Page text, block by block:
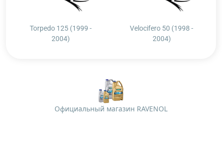
Torpedo 125 (1999 -
2004)
Velocifero 50 (1998 -
2004)
Официальный магазин RAVENOL